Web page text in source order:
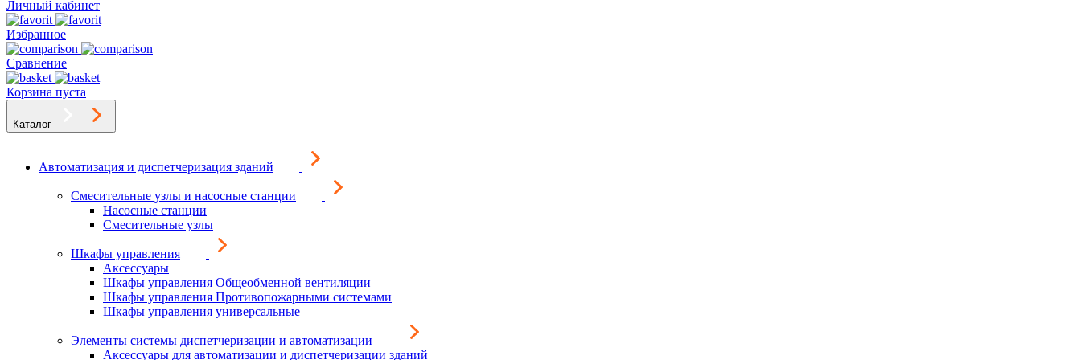
Личный кабинет
Избранное
Сравнение
Корзина пуста
Каталог
Автоматизация и диспетчеризация зданий
Смесительные узлы и насосные станции
Насосные станции
Смесительные узлы
Шкафы управления
Аксессуары
Шкафы управления Общеобменной вентиляции
Шкафы управления Противопожарными системами
Шкафы управления универсальные
Элементы системы диспетчеризации и автоматизации
Аксессуары для автоматизации и диспетчеризации зданий